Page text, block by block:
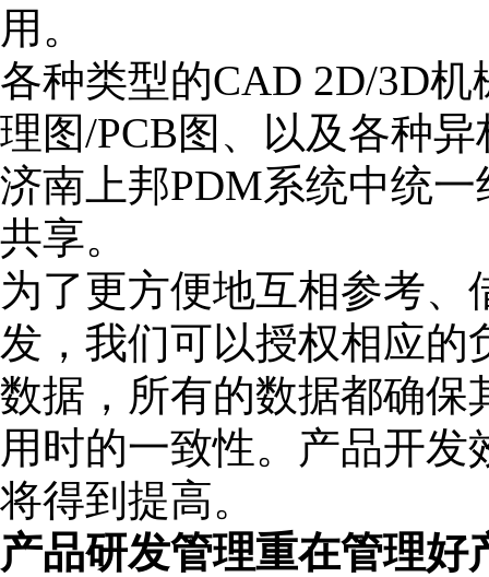
用。
各种类型的CAD 2D/3D
理图/PCB图、以及各种
济南上邦PDM系统中统
共享。
为了更方便地互相参考、
发，我们可以授权相应的
数据，所有的数据都确保
用时的一致性。产品开发
将得到提高。
产品研发管理重在管理好